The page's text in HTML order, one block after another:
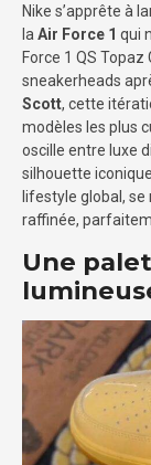
Nike s’apprête à
la Air Force 1 qui
Force 1 QS
sneakerheads
Scott, cette
modèles les plus
oscille entre luxe
silhouette
lifestyle global,
raffinée,
Une